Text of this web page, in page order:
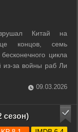
Китай на
концов, семь
цикла
из-за войны раб Ли
другом Пяо,
мечтают стать
...
09.03.2026
сезон)